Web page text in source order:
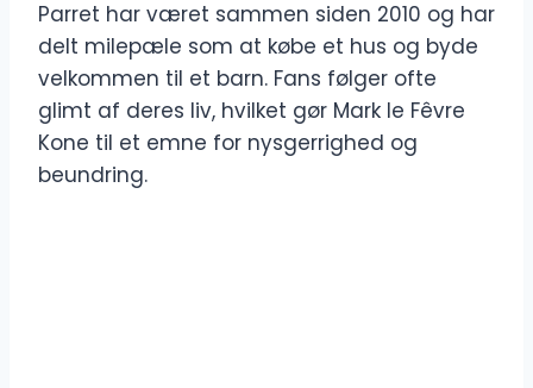
Parret har været sammen siden 2010 og har
delt milepæle som at købe et hus og byde
velkommen til et barn. Fans følger ofte
glimt af deres liv, hvilket gør Mark le Fêvre
Kone til et emne for nysgerrighed og
beundring.